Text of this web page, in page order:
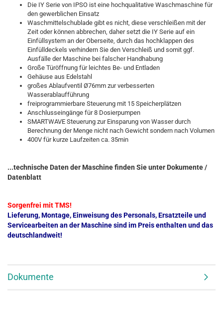
Die IY Serie von IPSO ist eine hochqualitative Waschmaschine für
den gewerblichen Einsatz
Waschmittelschublade gibt es nicht, diese verschleißen mit der
Zeit oder können abbrechen, daher setzt die IY Serie auf ein
Einfüllsystem an der Oberseite, durch das hochklappen des
Einfülldeckels verhindern Sie den Verschleiß und somit ggf.
Ausfälle der Maschine bei falscher Handhabung
Große Türöffnung für leichtes Be- und Entladen
Gehäuse aus Edelstahl
großes Ablaufventil Ø76mm zur verbesserten
Wasserablaufführung
freiprogrammierbare Steuerung mit 15 Speicherplätzen
Anschlusseingänge für 8 Dosierpumpen
SMARTWAVE Steuerung zur Einsparung von Wasser durch
Berechnung der Menge nicht nach Gewicht sondern nach Volumen
400V für kurze Laufzeiten ca. 35min
...technische Daten der Maschine finden Sie unter Dokumente /
Datenblatt
Sorgenfrei mit TMS!
Lieferung, Montage, Einweisung des Personals, Ersatzteile und
Servicearbeiten an der Maschine sind im Preis enthalten und das
deutschlandweit!
Dokumente